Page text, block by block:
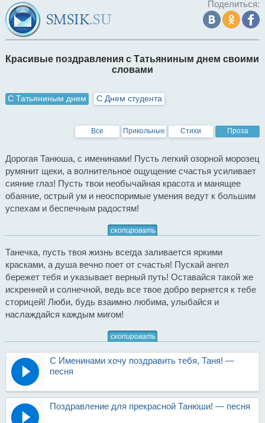
Поделиться:
Красивые поздравления с Татьяниным днем своими
словами
С Татьяниным днем С Днем студента
Все Прикольные Стихи Проза
Дорогая Танюша, с именинами! Пусть легкий озорной морозец
румянит щеки, а волнительное ощущение счастья усиливает
сияние глаз! Пусть твои необычайная красота и манящее
обаяние, острый ум и неоспоримые умения ведут к большим
успехам и беспечным радостям!
скопировать
Танечка, пусть твоя жизнь всегда заливается яркими
красками, а душа вечно поет от счастья! Пускай ангел
бережет тебя и указывает верный путь! Оставайся такой же
искренней и солнечной, ведь все твое добро вернется к тебе
сторицей! Люби, будь взаимно любима, улыбайся и
наслаждайся каждым мигом!
скопировать
С Именинами хочу поздравить тебя, Таня! —
песня
Поздравление для прекрасной Танюши! — песня